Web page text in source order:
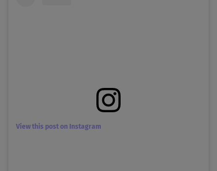
View this post on Instagram